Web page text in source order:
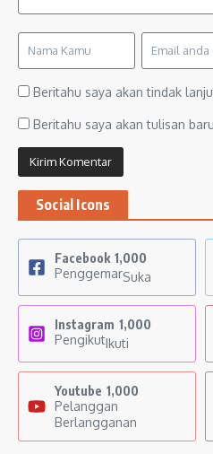
Beritahu saya akan tindak
Beritahu saya akan tulisan
Social Icons
Facebook 1,000
PenggemarSuka
Instagram 1,000
PengikutIkuti
Youtube 1,000
Pelanggan
Berlangganan